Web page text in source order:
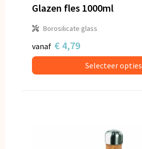
Glazen fles 1000ml
Borosilicate glass
vanaf € 4,79
Selecteer opties